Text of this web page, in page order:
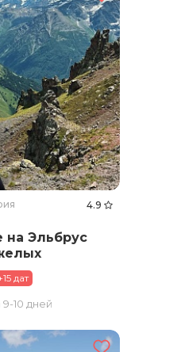
4.9
на Эльбрус
дат
9-10 дней